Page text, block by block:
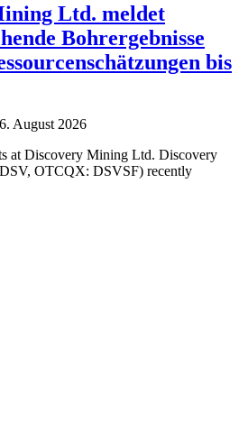
Ltd. meldet
Bohrergebnisse
bis
6. August 2026
at Discovery Mining Ltd. Discovery
OTCQX: DSVSF) recently